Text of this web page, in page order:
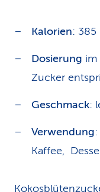
Kalorien: 385
Dosierung im
Zucker
Geschmack:
Verwendung
Kaffee,